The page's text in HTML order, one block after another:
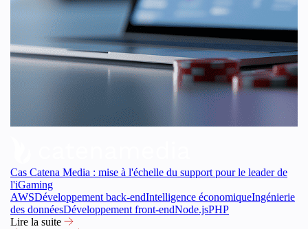
Cas Catena Media : mise à l'échelle du support pour le leader de
l'iGaming
AWSDéveloppement back-endIntelligence économiqueIngénierie
des donnéesDéveloppement front-endNode.jsPHP
Lire la suite